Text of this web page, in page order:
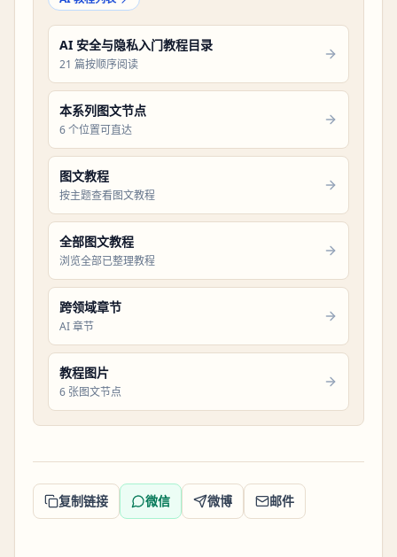
AI 安全与隐私入门教程目录
21 篇按顺序阅读
本系列图文节点
6 个位置可直达
图文教程
按主题查看图文教程
全部图文教程
浏览全部已整理教程
跨领域章节
AI 章节
教程图片
6 张图文节点
复制链接 微信 微博 邮件